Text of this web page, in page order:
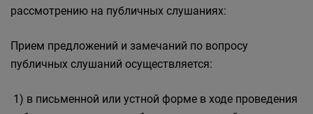
рассмотрению на публичных слушаниях:
Прием предложений и замечаний по вопросу
публичных слушаний осуществляется:
1) в письменной или устной форме в ходе проведения